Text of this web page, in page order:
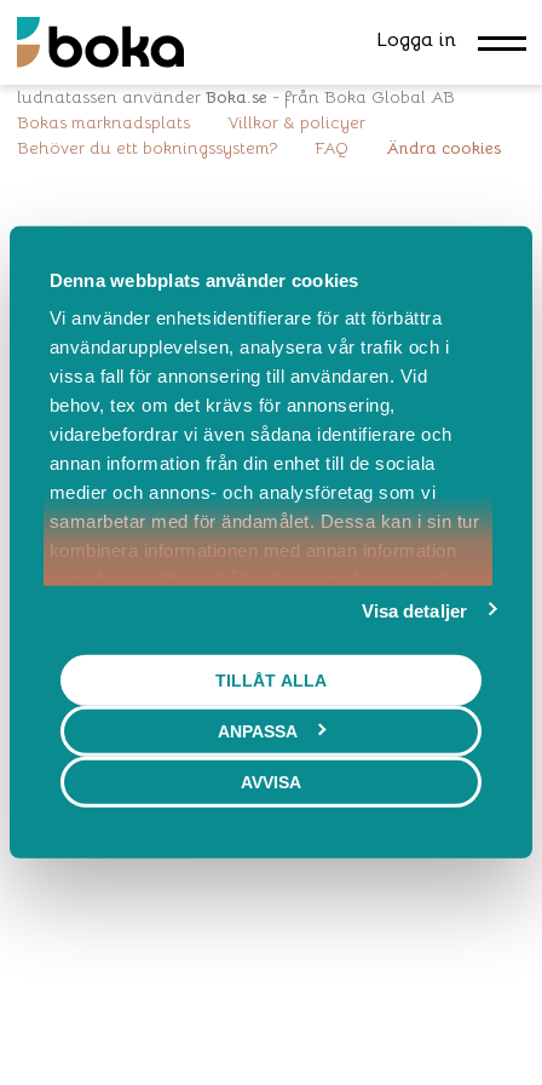
Denna webbplats använder cookies
Vi använder enhetsidentifierare för att förbättra
användarupplevelsen, analysera vår trafik och i
vissa fall för annonsering till användaren. Vid
behov, tex om det krävs för annonsering,
vidarebefordrar vi även sådana identifierare och
annan information från din enhet till de sociala
medier och annons- och analysföretag som vi
samarbetar med för ändamålet. Dessa kan i sin tur
kombinera informationen med annan information
Visa detaljer
TILLÅT ALLA
ANPASSA
AVVISA
Logga in
ludnatassen använder Boka.se - från Boka Global AB
Bokas marknadsplats
Villkor & policyer
Behöver du ett bokningssystem?
FAQ Ändra cookies